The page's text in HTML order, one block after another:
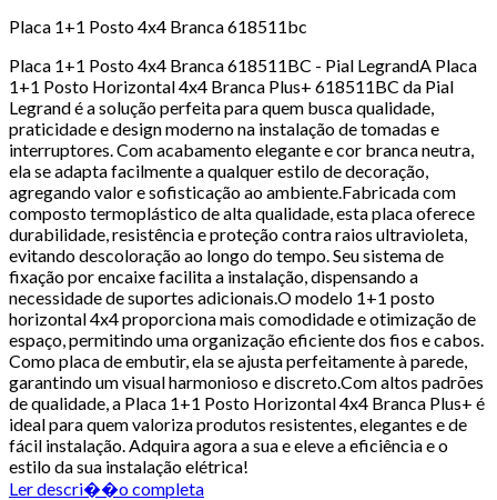
Placa 1+1 Posto 4x4 Branca 618511bc
Placa 1+1 Posto 4x4 Branca 618511BC - Pial LegrandA Placa
1+1 Posto Horizontal 4x4 Branca Plus+ 618511BC da Pial
Legrand é a solução perfeita para quem busca qualidade,
praticidade e design moderno na instalação de tomadas e
interruptores. Com acabamento elegante e cor branca neutra,
ela se adapta facilmente a qualquer estilo de decoração,
agregando valor e sofisticação ao ambiente.Fabricada com
composto termoplástico de alta qualidade, esta placa oferece
durabilidade, resistência e proteção contra raios ultravioleta,
evitando descoloração ao longo do tempo. Seu sistema de
fixação por encaixe facilita a instalação, dispensando a
necessidade de suportes adicionais.O modelo 1+1 posto
horizontal 4x4 proporciona mais comodidade e otimização de
espaço, permitindo uma organização eficiente dos fios e cabos.
Como placa de embutir, ela se ajusta perfeitamente à parede,
garantindo um visual harmonioso e discreto.Com altos padrões
de qualidade, a Placa 1+1 Posto Horizontal 4x4 Branca Plus+ é
ideal para quem valoriza produtos resistentes, elegantes e de
fácil instalação. Adquira agora a sua e eleve a eficiência e o
estilo da sua instalação elétrica!
Ler descri��o completa